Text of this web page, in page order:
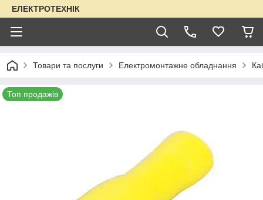
ЕЛЕКТРОТЕХНІК
Товари та послуги Електромонтажне обладнання
Топ продажів